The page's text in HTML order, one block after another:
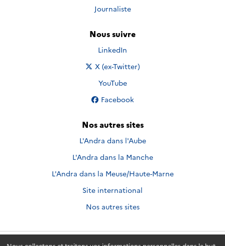
Journaliste
Nous suivre
Nous suivre sur
LinkedIn
Nous suivre sur
X (ex-Twitter)
Nous suivre sur
YouTube
Nous suivre sur
Facebook
Nos autres sites
L'Andra dans l'Aube
L'Andra dans la Manche
L'Andra dans la Meuse/Haute-Marne
Site international
Nos autres sites